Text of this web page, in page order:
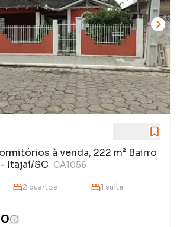
à venda, 222 m² Bairro
Itajaí/SC CA1056
2 quartos 1 suíte